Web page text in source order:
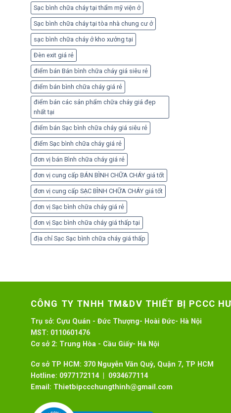
Sạc bình chữa cháy tại thẩm mỹ viện ở
Sạc bình chữa cháy tại tòa nhà chung cư ở
sạc bình chữa cháy ở kho xưởng tại
Đèn exit giá rẻ
điểm bán Bán bình chữa cháy giá siêu rẻ
điểm bán bình chữa cháy giá rẻ
điểm bán các sản phẩm chữa cháy giá đẹp
nhất tại
điểm bán Sạc bình chữa cháy giá siêu rẻ
điểm Sạc bình chữa cháy giá rẻ
đơn vị bán Bình chữa cháy giá rẻ
đơn vị cung cấp BÁN BÌNH CHỮA CHÁY giá tốt
đơn vị cung cấp SẠC BÌNH CHỮA CHÁY giá tốt
đơn vị Sạc bình chữa cháy giá rẻ
đơn vị Sạc bình chữa cháy giá thấp tại
địa chỉ Sạc Sạc bình chữa cháy giá thấp
CÔNG TY TNHH TM&DV THIẾT BỊ PCCC
Trụ sở: Cựu Quán - Đức Thượng- Hoài Đức- Hà Nội
MST: 0110601476
Cơ sở 2: Trung Hòa - Cầu Giấy- Hà Nội
Cơ sở TP HCM: 370 Nguyễn Văn Quỳ, Quận 7, TP HCM
Hotline: 0977172114 | 0934677114
Email: Thietbipccchungthinh@gmail.com